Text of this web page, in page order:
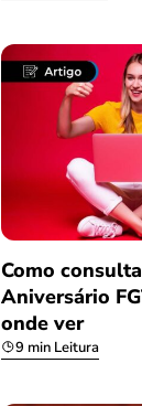
Como
Aniversário
onde ver
9 min Leitura